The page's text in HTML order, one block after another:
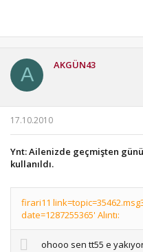
A AKGÜN43
17.10.2010
Ynt: Ailenizde geçmişten
kullanıldı.
firari11
date=1287255365' Alıntı:
ohooo sen tt55 e